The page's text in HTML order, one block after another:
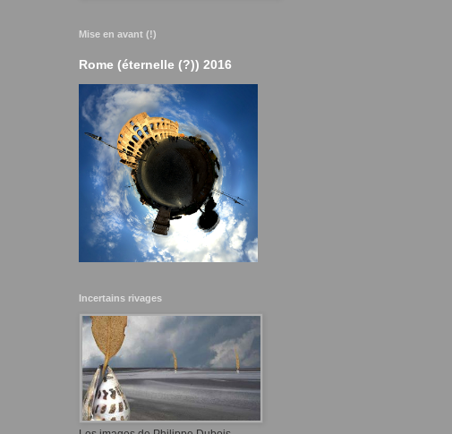
Mise en avant (!)
Rome (éternelle (?)) 2016
Incertains rivages